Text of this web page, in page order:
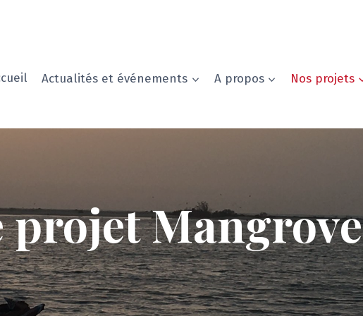
Actualités et événements A propos Nos projets
projet Mangrove